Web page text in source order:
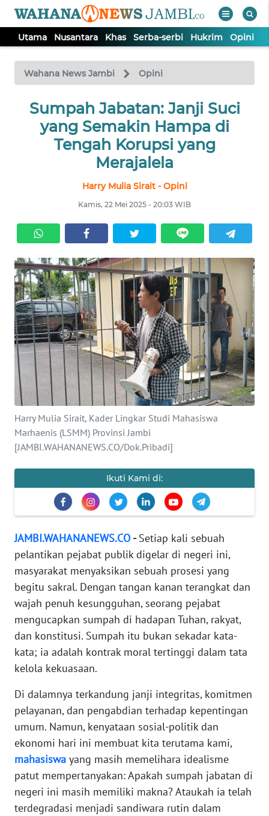
Utama Nusantara Khas Serba-serbi Hukrim Opini
Wahana News Jambi Opini
Sumpah Jabatan: Janji Suci
yang Semakin Hampa di
Tengah Korupsi yang
Merajalela
Harry Mulia Sirait - Opini
Kamis, 22 Mei 2025 - 20:03 WIB
Harry Mulia Sirait, Kader Lingkar Studi Mahasiswa
Marhaenis (LSMM) Provinsi Jambi
[JAMBI.WAHANANEWS.CO/Dok.Pribadi]
Ikuti Kami di:
JAMBI.WAHANANEWS.CO -Setiap kali sebuah
pelantikan pejabat publik digelar di negeri ini,
masyarakat menyaksikan sebuah prosesi yang
begitu sakral. Dengan tangan kanan terangkat dan
wajah penuh kesungguhan, seorang pejabat
mengucapkan sumpah di hadapan Tuhan, rakyat,
dan konstitusi. Sumpah itu bukan sekadar kata-
kata; ia adalah kontrak moral tertinggi dalam tata
kelola kekuasaan.
Di dalamnya terkandung janji integritas, komitmen
pelayanan, dan pengabdian terhadap kepentingan
umum. Namun, kenyataan sosial-politik dan
ekonomi hari ini membuat kita terutama kami,
mahasiswa yang masih memelihara idealisme
patut mempertanyakan: Apakah sumpah jabatan di
negeri ini masih memiliki makna? Ataukah ia telah
terdegradasi menjadi sandiwara rutin dalam
TV
Tutup
UTAMA
NUSANTARA
SERBI
HUKRIM
OPINI
PERISTIWA
Informasi
INDEKS
BERITA
KONTAK
KAMI
INFO
TENTANG
PEDOMAN
MEDIA
SIBER
REDAKSI
KARIR
Wahana
News
Regional
WN
SUMUT
WN